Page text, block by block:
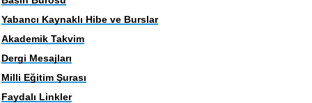
Yabancı Kaynaklı Hibe ve Burslar
Akademik Takvim
Dergi Mesajları
Milli Eğitim Şurası
Faydalı Linkler